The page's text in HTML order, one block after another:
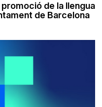
promoció de la llengua
de Barcelona